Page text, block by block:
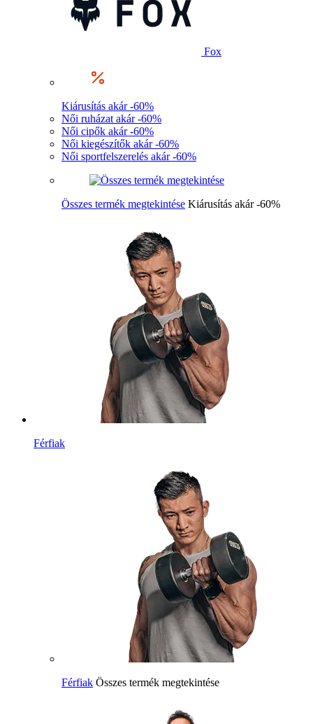
Fox
Kiárusítás akár -60%
Női ruházat akár -60%
Női cipők akár -60%
Női kiegészítők akár -60%
Női sportfelszerelés akár -60%
Összes termék megtekintése Kiárusítás akár -60%
Férfiak
Férfiak Összes termék megtekintése